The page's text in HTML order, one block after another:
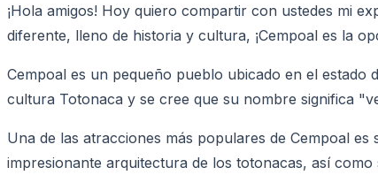
¡Hola amigos! Hoy quiero compartir con ustedes mi
diferente, lleno de historia y cultura, ¡Cempoal es la
Cempoal es un pequeño pueblo ubicado en el
cultura Totonaca y se cree que su nombre significa
Una de las atracciones más populares de Cempoal
impresionante arquitectura de los totonacas, así